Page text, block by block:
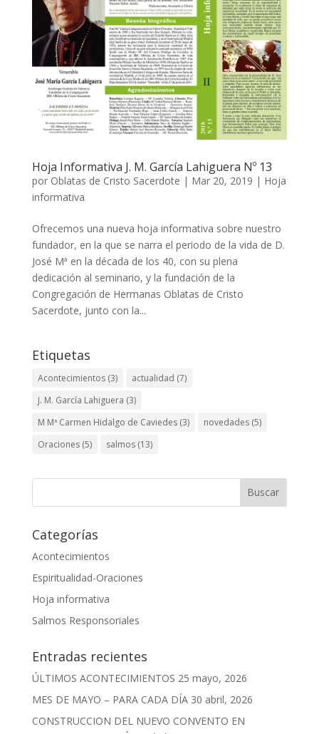
Hoja Informativa J. M. García Lahiguera Nº 13
por Oblatas de Cristo Sacerdote | Mar 20, 2019 | Hoja
informativa
Ofrecemos una nueva hoja informativa sobre nuestro
fundador, en la que se narra el periodo de la vida de D.
José Mª en la década de los 40, con su plena
dedicación al seminario, y la fundación de la
Congregación de Hermanas Oblatas de Cristo
Sacerdote, junto con la...
Etiquetas
Acontecimientos(3) actualidad (7)
J. M. García Lahiguera (3)
M Mª Carmen Hidalgo de Caviedes(3) novedades(5)
Oraciones(5) salmos(13)
Categorías
Acontecimientos
Espiritualidad-Oraciones
Hoja informativa
Salmos Responsoriales
Entradas recientes
ÚLTIMOS ACONTECIMIENTOS 25 mayo, 2026
MES DE MAYO – PARA CADA DÍA 30 abril, 2026
CONSTRUCCION DEL NUEVO CONVENTO EN